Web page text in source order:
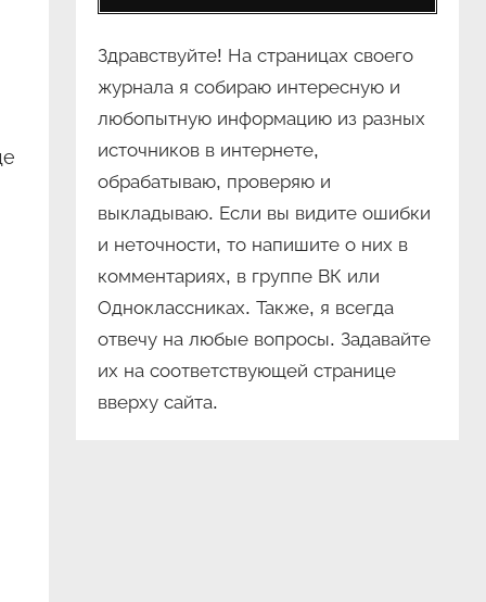
Здравствуйте! На страницах своего
журнала я собираю интересную и
любопытную информацию из разных
источников в интернете,
обрабатываю, проверяю и
выкладываю. Если вы видите ошибки
и неточности, то напишите о них в
комментариях, в группе ВК или
Одноклассниках. Также, я всегда
отвечу на любые вопросы. Задавайте
их на соответствующей странице
вверху сайта.